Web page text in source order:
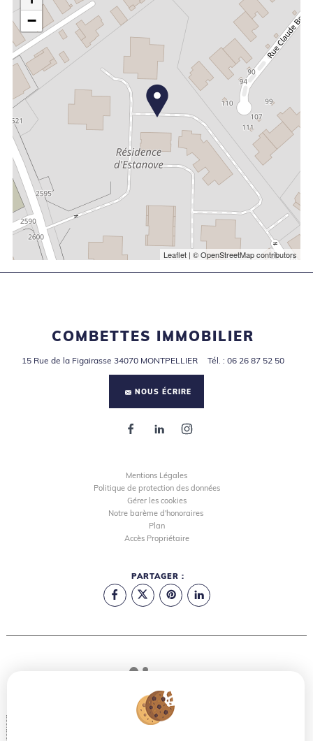
−
Leaflet | © OpenStreetMap contributors
COMBETTES IMMOBILIER
15 Rue de la Figairasse 34070 MONTPELLIER Tél. : 06 26 87 52 50
NOUS ÉCRIRE
Mentions Légales
Politique de protection des données
Gérer les cookies
Notre barème d'honoraires
Plan
Accès Propriétaire
PARTAGER :
Logiciel immo
Création site internet